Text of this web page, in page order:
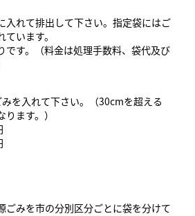
入れて排出して下さい。指定袋にはご
います。
です。（料金は処理手数料、袋代及び
を入れて下さい。（30cmを超える
ます。）
ごみを市の分別区分ごとに袋を分けて